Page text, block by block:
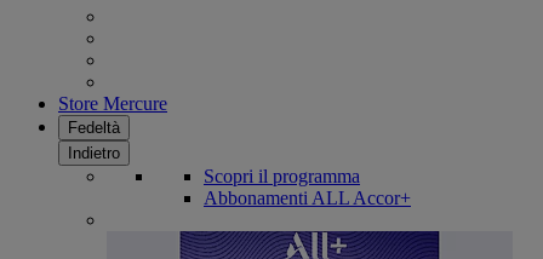
Store Mercure
Fedeltà
Indietro
Scopri il programma
Abbonamenti ALL Accor+